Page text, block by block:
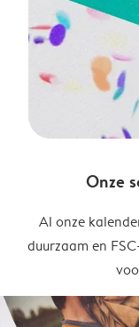
Onze
Al onze
duurzaam en